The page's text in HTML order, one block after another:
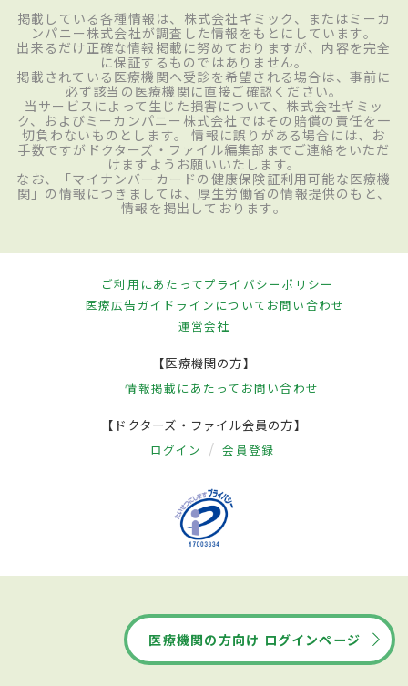
掲載している各種情報は、株式会社ギミック、またはミーカ
ンパニー株式会社が調査した情報をもとにしています。
出来るだけ正確な情報掲載に努めておりますが、内容を完全
に保証するものではありません。
掲載されている医療機関へ受診を希望される場合は、事前に
必ず該当の医療機関に直接ご確認ください。
当サービスによって生じた損害について、株式会社ギミッ
ク、およびミーカンパニー株式会社ではその賠償の責任を一
切負わないものとします。 情報に誤りがある場合には、お
手数ですがドクターズ・ファイル編集部までご連絡をいただ
けますようお願いいたします。
なお、「マイナンバーカードの健康保険証利用可能な医療機
関」の情報につきましては、厚生労働省の情報提供のもと、
情報を掲出しております。
ご利用にあたってプライバシーポリシー
医療広告ガイドラインについてお問い合わせ
運営会社
【医療機関の方】
情報掲載にあたって お問い合わせ
【ドクターズ・ファイル会員の方】
ログイン 会員登録
医療機関の方向け ログインページ